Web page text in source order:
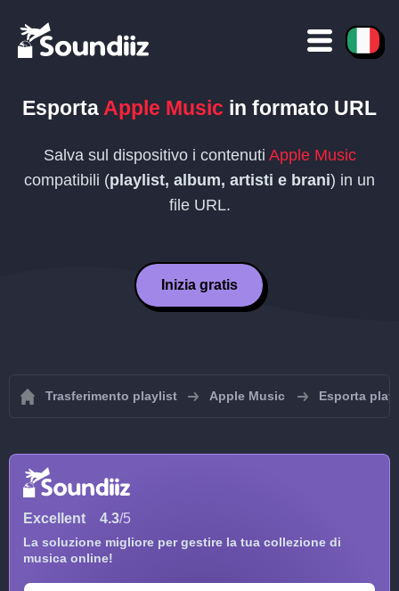
Esporta Apple Music in formato URL
Salva sul dispositivo i contenuti Apple Music
compatibili (playlist, album, artisti e brani) in un
file URL.
Inizia gratis
Trasferimento playlist Apple Music Esporta
Excellent 4.3/5
La soluzione migliore per gestire la tua collezione di
musica online!